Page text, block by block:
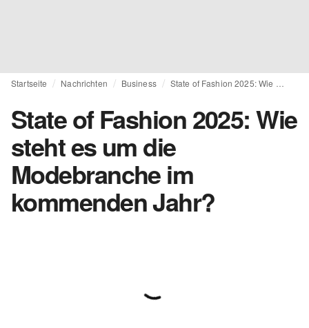
Startseite Nachrichten Business
State of Fashion 2025: Wie
steht es um die
Modebranche im
kommenden Jahr?